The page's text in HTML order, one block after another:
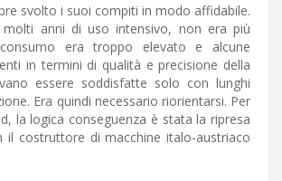
svolto i suoi compiti in modo affidabile.
anni di uso intensivo, non era più
era troppo elevato e alcune
in termini di qualità e precisione della
essere soddisfatte solo con lunghi
Era quindi necessario riorientarsi. Per
la logica conseguenza è stata la ripresa
il costruttore di macchine italo-austriaco